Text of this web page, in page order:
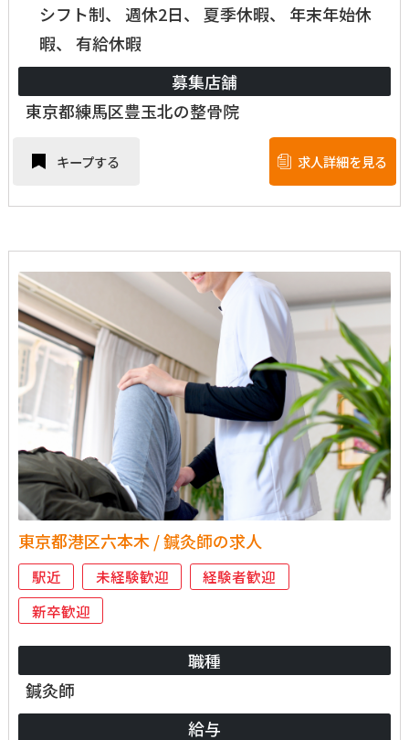
シフト制、 週休2日、 夏季休暇、 年末年始休
暇、 有給休暇
募集店舗
東京都練馬区豊玉北の整骨院
キープする 求人詳細を見る
東京都港区六本木 / 鍼灸師の求人
駅近 未経験歓迎
経験者歓迎
新卒歓迎
職種
鍼灸師
給与